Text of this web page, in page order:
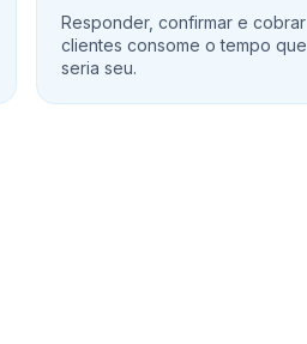
Responder, confirmar e cobrar
clientes consome o tempo que
seria seu.